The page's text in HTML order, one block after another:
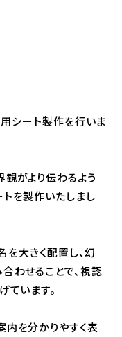
シート製作を行いま
がより伝わるよう
を製作いたしまし
を大きく配置し、幻
わせることで、視認
ています。
を分かりやすく表